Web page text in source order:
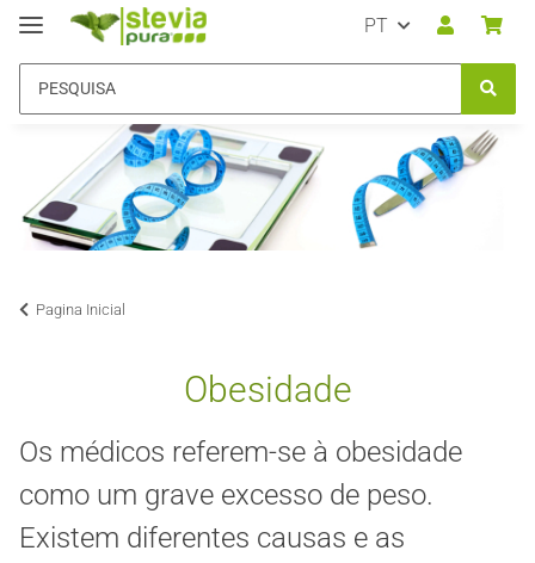
PT
Pagina Inicial
Obesidade
Os médicos referem-se à obesidade
como um grave excesso de peso.
Existem diferentes causas e as